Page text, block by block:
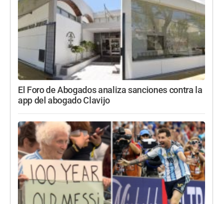
El Foro de Abogados analiza sanciones contra la
app del abogado Clavijo